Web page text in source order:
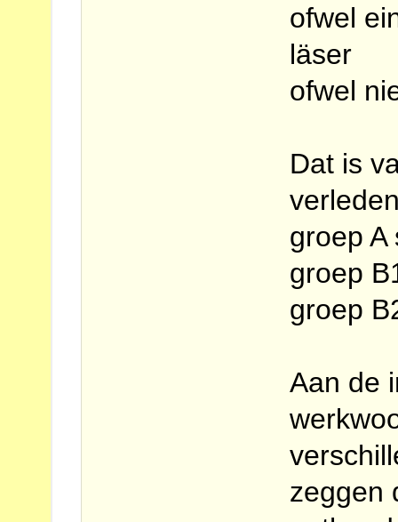
ofwel
läser
ofwel
Dat is
groep
groep
groep
Aan de
zeggen